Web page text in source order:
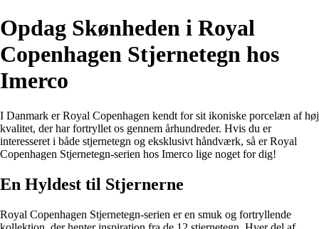
Opdag Skønheden i Royal
Copenhagen Stjernetegn hos
Imerco
I Danmark er Royal Copenhagen kendt for sit ikoniske porcelæn af høj
kvalitet, der har fortryllet os gennem århundreder. Hvis du er
interesseret i både stjernetegn og eksklusivt håndværk, så er Royal
Copenhagen Stjernetegn-serien hos Imerco lige noget for dig!
En Hyldest til Stjernerne
Royal Copenhagen Stjernetegn-serien er en smuk og fortryllende